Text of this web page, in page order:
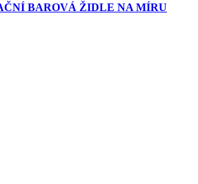
BAROVÁ ŽIDLE NA MÍRU